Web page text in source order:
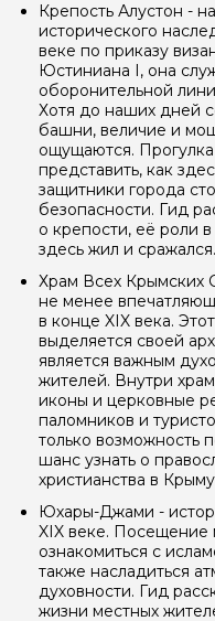
Крепость Алустон -
исторического
веке по приказу
Юстиниана I, она
оборонительной
Хотя до наших дней
башни, величие и
ощущаются.
представить, как
защитники города
безопасности. Гид
о крепости, её роли
здесь жил и сражался.
Храм Всех Крымских
не менее
в конце XIX века.
выделяется своей
является важным
жителей. Внутри
иконы и церковные
паломников и
только возможность
шанс узнать о
христианства в
Юхары-Джами -
XIX веке. Посещение
ознакомиться с
также насладиться
духовности. Гид
жизни местных
Ваш номер
Вопросы и
Если у вас есть
задать
Я даю своё
данных